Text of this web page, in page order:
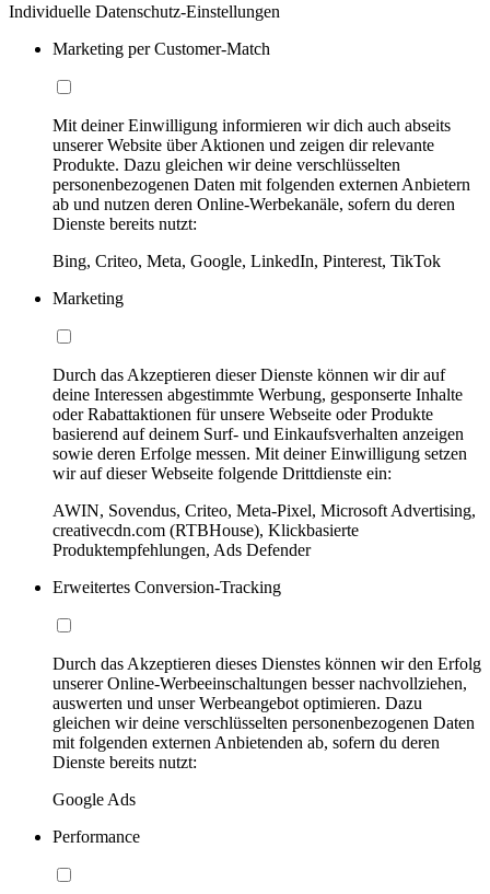
Individuelle Datenschutz-Einstellungen
Marketing per Customer-Match
Mit deiner Einwilligung informieren wir dich auch abseits
unserer Website über Aktionen und zeigen dir relevante
Produkte. Dazu gleichen wir deine verschlüsselten
personenbezogenen Daten mit folgenden externen Anbietern
ab und nutzen deren Online-Werbekanäle, sofern du deren
Dienste bereits nutzt:
Bing, Criteo, Meta, Google, LinkedIn, Pinterest, TikTok
Marketing
Durch das Akzeptieren dieser Dienste können wir dir auf
deine Interessen abgestimmte Werbung, gesponserte Inhalte
oder Rabattaktionen für unsere Webseite oder Produkte
basierend auf deinem Surf- und Einkaufsverhalten anzeigen
sowie deren Erfolge messen. Mit deiner Einwilligung setzen
wir auf dieser Webseite folgende Drittdienste ein:
AWIN, Sovendus, Criteo, Meta-Pixel, Microsoft Advertising,
creativecdn.com (RTBHouse), Klickbasierte
Produktempfehlungen, Ads Defender
Erweitertes Conversion-Tracking
Durch das Akzeptieren dieses Dienstes können wir den Erfolg
unserer Online-Werbeeinschaltungen besser nachvollziehen,
auswerten und unser Werbeangebot optimieren. Dazu
gleichen wir deine verschlüsselten personenbezogenen Daten
mit folgenden externen Anbietenden ab, sofern du deren
Dienste bereits nutzt:
Google Ads
Performance